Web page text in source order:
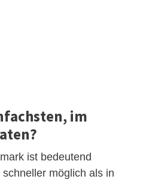
im
ist bedeutend
möglich als in